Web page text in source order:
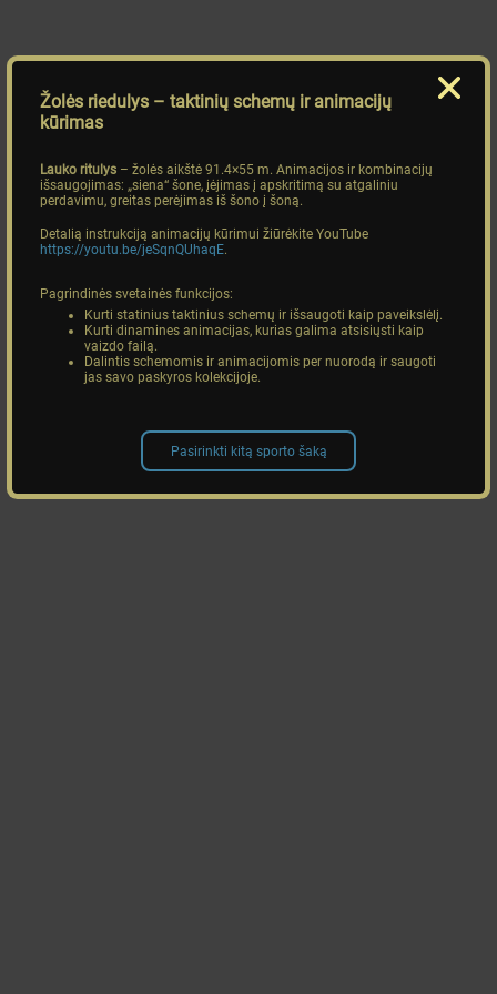
Žolės riedulys – taktinių schemų ir animacijų
kūrimas
Lauko ritulys – žolės aikštė 91.4×55 m. Animacijos ir kombinacijų
išsaugojimas: „siena“ šone, įėjimas į apskritimą su atgaliniu
perdavimu, greitas perėjimas iš šono į šoną.
Detalią instrukciją animacijų kūrimui žiūrėkite YouTube
https://youtu.be/jeSqnQUhaqE.
Pagrindinės svetainės funkcijos:
Kurti statinius taktinius schemų ir išsaugoti kaip paveikslėlį.
Kurti dinamines animacijas, kurias galima atsisiųsti kaip
vaizdo failą.
Dalintis schemomis ir animacijomis per nuorodą ir saugoti
jas savo paskyros kolekcijoje.
Pasirinkti kitą sporto šaką